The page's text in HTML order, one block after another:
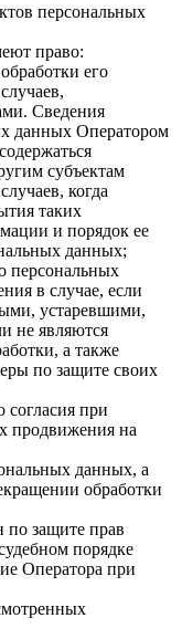
персональных
право:
его
Сведения
данных Оператором
субъектам
когда
таких
и порядок ее
данных;
персональных
в случае, если
устаревшими,
не являются
а также
по защите своих
согласия при
продвижения на
данных, а
обработки
защите прав
порядке
Оператора при